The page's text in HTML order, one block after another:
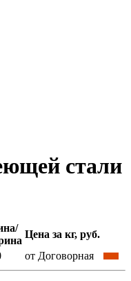
стали
Цена за кг, руб.
от Договорная